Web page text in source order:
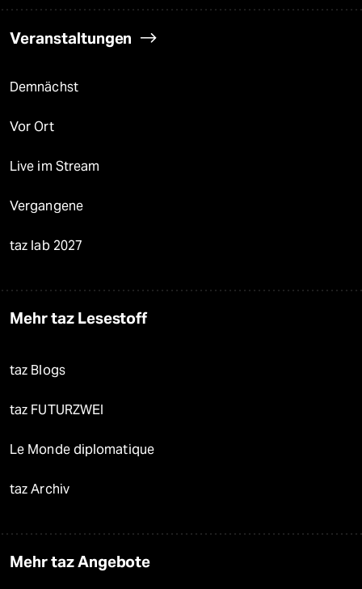
Veranstaltungen
Demnächst
Vor Ort
Live im Stream
Vergangene
taz lab 2027
Mehr taz Lesestoff
taz Blogs
taz FUTURZWEI
Le Monde diplomatique
taz Archiv
Mehr taz Angebote